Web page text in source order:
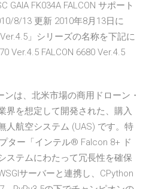
GAIA FK034A FALCON サポート
8/13 更新 2010年8月13日に
Ver.4.5」シリーズの名称を下記に
Ver.4.5 FALCON 6680 Ver.4.5
は、北米市場の商用ドローン・
界を想定して開発された、購入
人航空システム (UAS) です。特
ター「インテル® Falcon 8+ ド
ステムにわたって冗長性を確保
サーバーと連携し、CPython